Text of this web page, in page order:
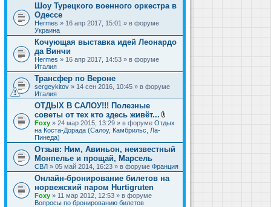
Шоу Турецкого военного оркестра в
Одессе
Hermes » 16 апр 2017, 15:01 » в форуме
Украина
Кочующая выставка идей Леонардо
да Винчи
Hermes » 16 апр 2017, 14:53 » в форуме
Италия
Трансфер по Вероне
sergeykitov » 14 сен 2016, 10:45 » в форуме
Италия
ОТДЫХ В САЛОУ!!! Полезные
советы от тех кто здесь живёт...
В
л
ж
е
и
я
Foxy » 24 мар 2015, 13:29 » в форуме Отдых
на Коста-Дорада (Салоу, Камбрильс, Ла-
Пинеда)
Отзыв: Ним, Авиньон, неизвестный
Монпелье и прощай, Марсель
СВЛ » 05 май 2014, 16:23 » в форуме Франция
Онлайн-бронирование билетов на
норвежский паром Hurtigruten
Foxy » 11 мар 2012, 12:53 » в форуме
Вопросы по бронированию билетов